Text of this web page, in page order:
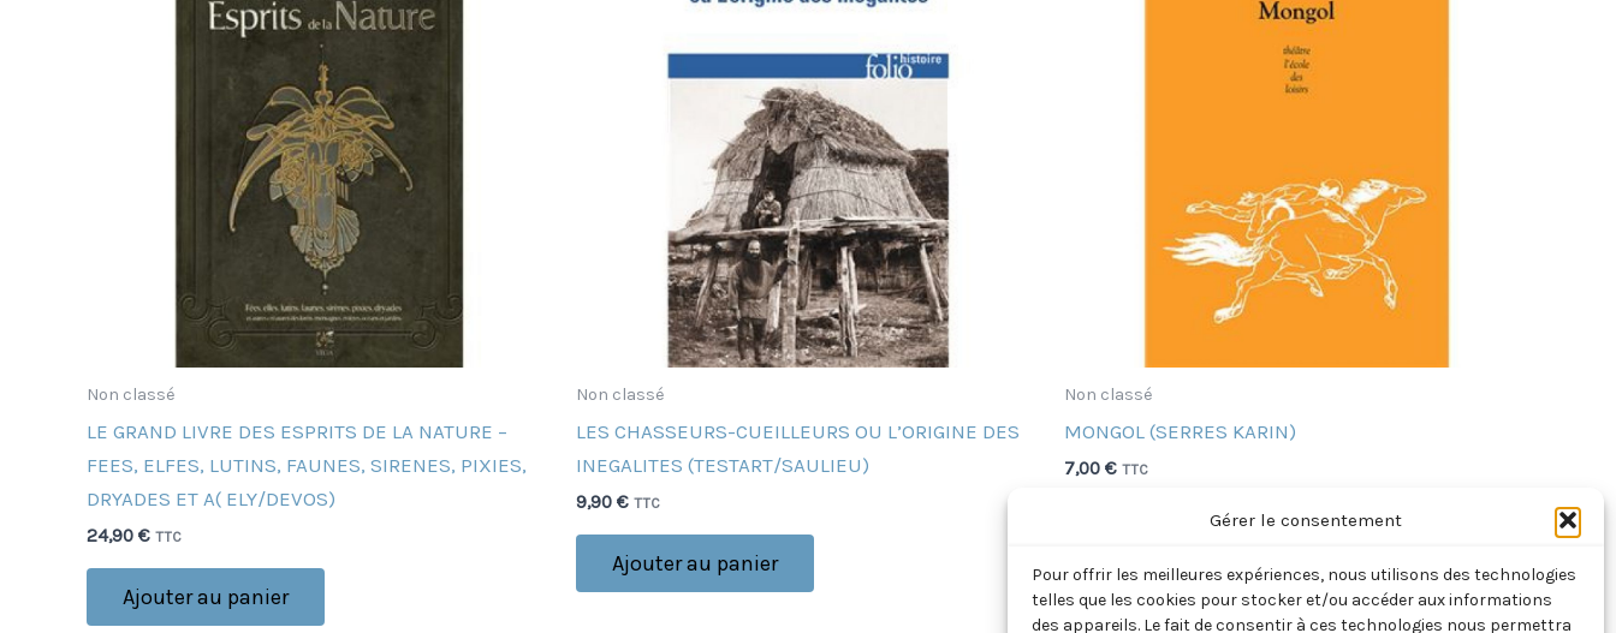
Gérer le consentement
Pour offrir les meilleures expériences, nous utilisons des technologies
telles que les cookies pour stocker et/ou accéder aux informations
des appareils. Le fait de consentir à ces technologies nous permettra
Non classé
LE GRAND LIVRE DES ESPRITS DE LA NATURE –
FEES, ELFES, LUTINS, FAUNES, SIRENES, PIXIES,
DRYADES ET A( ELY/DEVOS)
24,90 € TTC
Ajouter au panier
Non classé
LES CHASSEURS-CUEILLEURS OU L’ORIGINE DES
INEGALITES (TESTART/SAULIEU)
9,90 € TTC
Ajouter au panier
Non classé
MONGOL (SERRES KARIN)
7,00€ TTC
Ajouter au panier